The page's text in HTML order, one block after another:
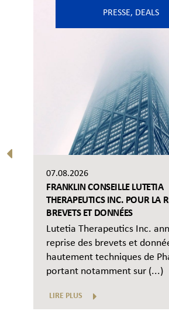
PRESSE, DEALS
07.08.2026
FRANKLIN CONSEILLE LUTETIA
THERAPEUTICS INC. POUR LA
BREVETS ET DONNÉES
Lutetia Therapeutics Inc.
reprise des brevets et
hautement techniques de
portant notamment sur (...)
LIRE PLUS